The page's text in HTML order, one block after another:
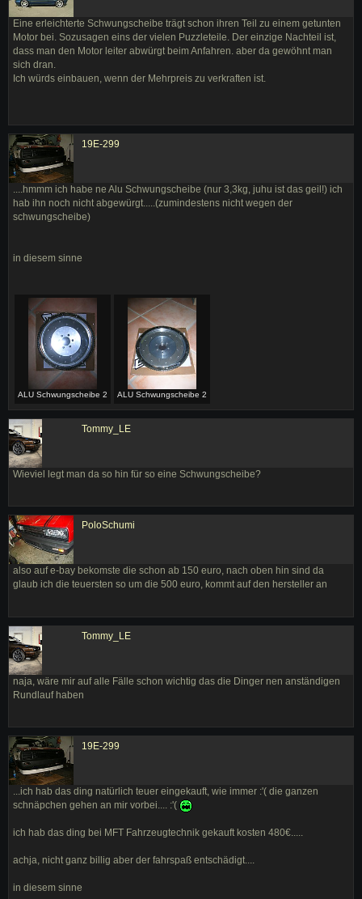
Eine erleichterte Schwungscheibe trägt schon ihren Teil zu einem getunten
Motor bei. Sozusagen eins der vielen Puzzleteile. Der einzige Nachteil ist,
dass man den Motor leiter abwürgt beim Anfahren. aber da gewöhnt man
sich dran.
Ich würds einbauen, wenn der Mehrpreis zu verkraften ist.
19E-299
....hmmm ich habe ne Alu Schwungscheibe (nur 3,3kg, juhu ist das geil!) ich
hab ihn noch nicht abgewürgt.....(zumindestens nicht wegen der
schwungscheibe)
in diesem sinne
ALU Schwungscheibe 2 ALU Schwungscheibe 2
Tommy_LE
Wieviel legt man da so hin für so eine Schwungscheibe?
PoloSchumi
also auf e-bay bekomste die schon ab 150 euro, nach oben hin sind da
glaub ich die teuersten so um die 500 euro, kommt auf den hersteller an
Tommy_LE
naja, wäre mir auf alle Fälle schon wichtig das die Dinger nen anständigen
Rundlauf haben
19E-299
...ich hab das ding natürlich teuer eingekauft, wie immer :'( die ganzen
schnäpchen gehen an mir vorbei.... :'(
ich hab das ding bei MFT Fahrzeugtechnik gekauft kosten 480€.....
achja, nicht ganz billig aber der fahrspaß entschädigt....
in diesem sinne